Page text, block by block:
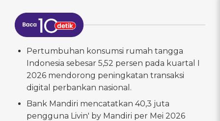
Pertumbuhan konsumsi rumah tangga
Indonesia sebesar 5,52 persen pada kuartal I
2026 mendorong peningkatan transaksi
digital perbankan nasional.
Bank Mandiri mencatatkan 40,3 juta
pengguna Livin' by Mandiri per Mei 2026